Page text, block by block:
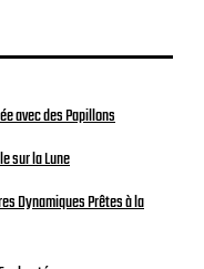
avec des Papillons
sur la Lune
Dynamiques Prêtes à la